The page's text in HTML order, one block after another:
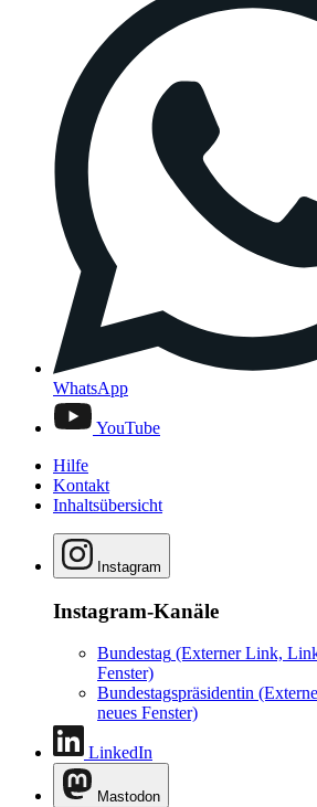
WhatsApp
YouTube
Hilfe
Kontakt
Inhaltsübersicht
Instagram
Instagram-Kanäle
Bundestag (Externer Link,
Fenster)
Bundestagspräsidentin
neues Fenster)
LinkedIn
Mastodon